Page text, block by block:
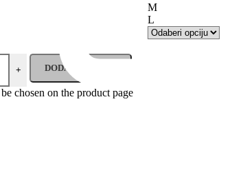
M
L
+ DODAJ U KORPU
chosen on the product page